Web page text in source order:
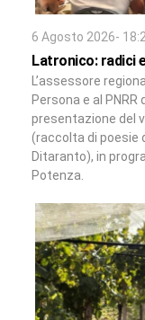
6 Agosto 2026-
Latronico: radici
L’assessore
Persona e al
presentazione del
(raccolta di poesie
Ditaranto), in
Potenza.